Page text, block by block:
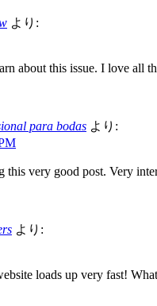
より:
about this issue. I love all
para bodas より:
this very good post. Very
より:
loads up very fast!